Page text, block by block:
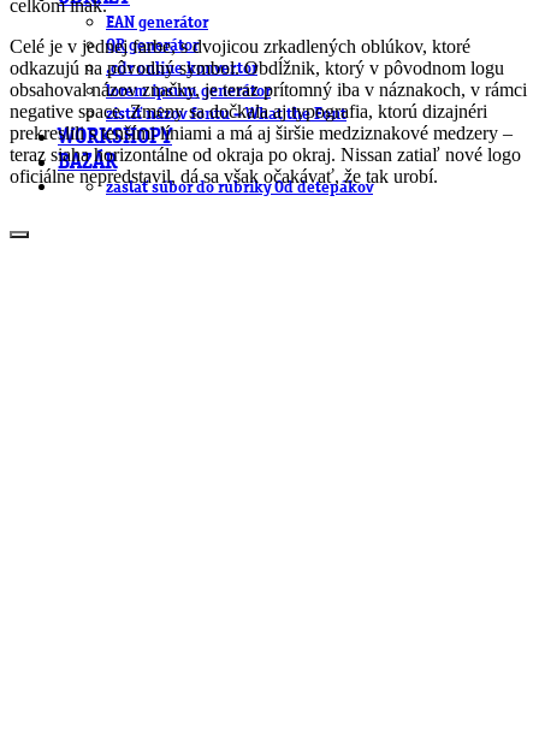
EAN generátor
QR generátor
.cdr online konvertor
lorem ipsum generátor
zistiť názov fontu – What the Font
WORKSHOPY
BAZÁR
zaslať súbor do rubriky Od detepákov
celkom inak.
Celé je v jednej farbe, s dvojicou zrkadlených oblúkov, ktoré
odkazujú na pôvodný symbol. Obdĺžnik, ktorý v pôvodnom logu
obsahoval názov značky, je teraz prítomný iba v náznakoch, v rámci
negative space. Zmeny sa dočkala aj typografia, ktorú dizajnéri
prekreslili s tenšími líniami a má aj širšie medziznakové medzery –
teraz siaha horizontálne od okraja po okraj. Nissan zatiaľ nové logo
oficiálne nepredstavil, dá sa však očakávať, že tak urobí.